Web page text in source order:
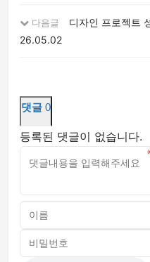
다음글
디자인 프로젝트
26.05.02
댓글 0
등록된 댓글이 없습니다.